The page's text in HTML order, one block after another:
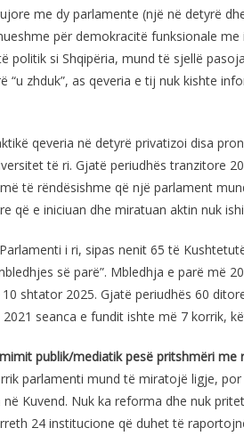
me dy parlamente (një në detyrë
për demokracitë funksionale
politik si Shqipëria, mund të sjellë
“u zhduk”, as qeveria e tij nuk kishte
qeveria në detyrë privatizoi disa
të ri. Gjatë periudhës tranzitore
të rëndësishme që një parlament
që e iniciuan dhe miratuan aktin nuk
i ri, sipas nenit 65 të
së parë”. Mbledhja e parë më
shtator 2025. Gjatë periudhës 60
seanca e fundit ishte më 7 korrik,
publik/mediatik pesë pritshmëri me
parlamenti mund të miratojë ligje,
Kuvend. Nuk ka reforma dhe nuk
24 institucione që duhet të